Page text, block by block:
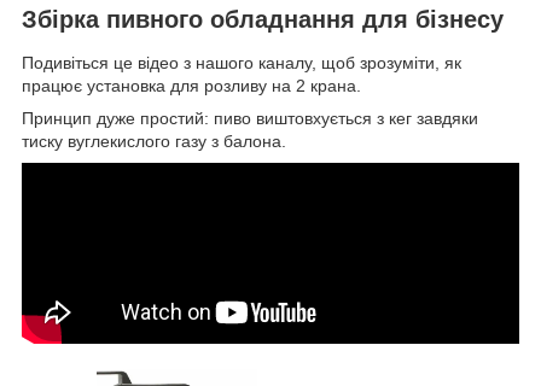
Збірка пивного обладнання для бізнесу
Подивіться це відео з нашого каналу, щоб зрозуміти, як
працює установка для розливу на 2 крана.
Принцип дуже простий: пиво виштовхується з кег завдяки
тиску вуглекислого газу з балона.